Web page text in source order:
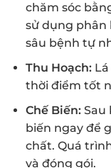
chăm sóc
sử dụng phân
sâu bệnh tự
Thu Hoạch:Lá
thời điểm tốt
Chế Biến:Sau
biến ngay để
chất. Quá
và đóng gói.